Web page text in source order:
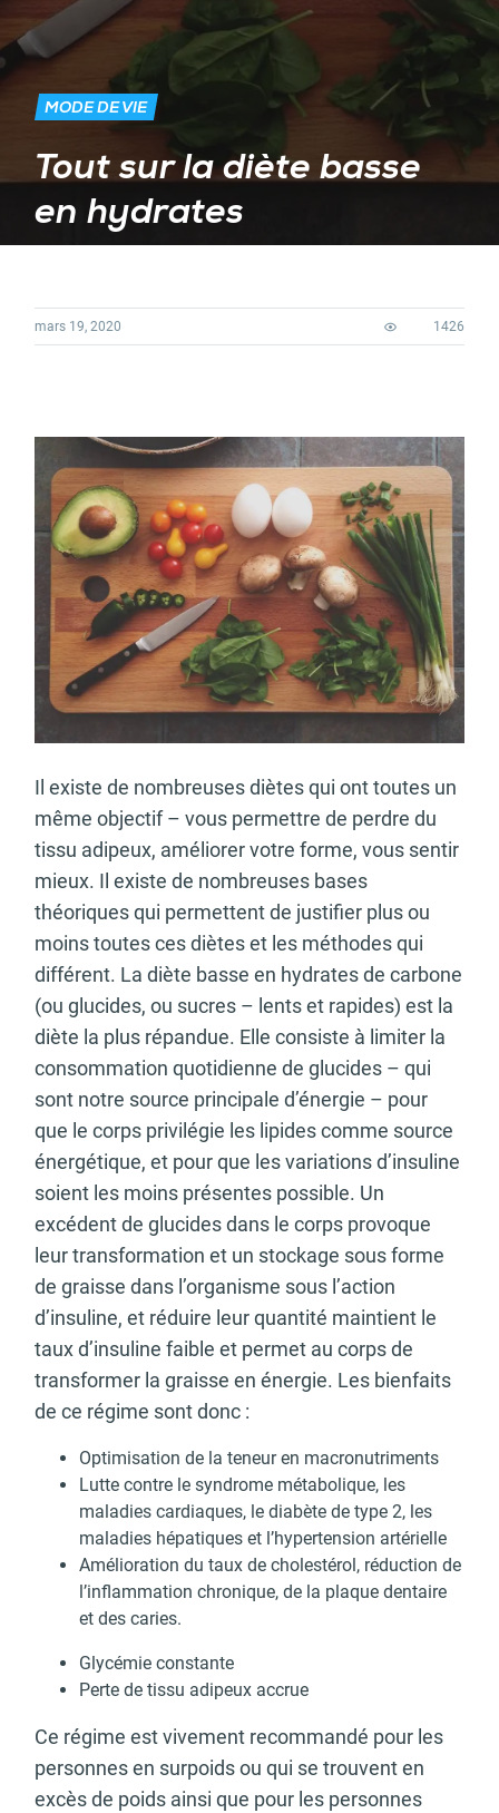
MODE DE VIE
Tout sur la diète basse
en hydrates
mars 19, 2020 1426
Il existe de nombreuses diètes qui ont toutes un
même objectif – vous permettre de perdre du
tissu adipeux, améliorer votre forme, vous sentir
mieux. Il existe de nombreuses bases
théoriques qui permettent de justifier plus ou
moins toutes ces diètes et les méthodes qui
différent. La diète basse en hydrates de carbone
(ou glucides, ou sucres – lents et rapides) est la
diète la plus répandue. Elle consiste à limiter la
consommation quotidienne de glucides – qui
sont notre source principale d’énergie – pour
que le corps privilégie les lipides comme source
énergétique, et pour que les variations d’insuline
soient les moins présentes possible. Un
excédent de glucides dans le corps provoque
leur transformation et un stockage sous forme
de graisse dans l’organisme sous l’action
d’insuline, et réduire leur quantité maintient le
taux d’insuline faible et permet au corps de
transformer la graisse en énergie. Les bienfaits
de ce régime sont donc :
Optimisation de la teneur en macronutriments
Lutte contre le syndrome métabolique, les
maladies cardiaques, le diabète de type 2, les
maladies hépatiques et l’hypertension artérielle
Amélioration du taux de cholestérol, réduction de
l’inflammation chronique, de la plaque dentaire
et des caries.
Glycémie constante
Perte de tissu adipeux accrue
Ce régime est vivement recommandé pour les
personnes en surpoids ou qui se trouvent en
excès de poids ainsi que pour les personnes